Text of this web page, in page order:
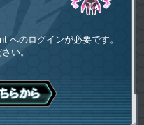
へのログインが必要です。
い。